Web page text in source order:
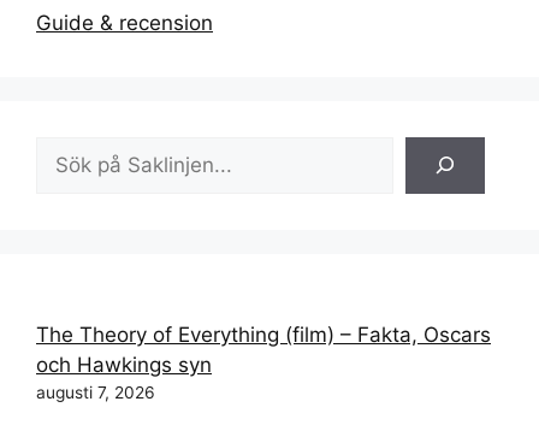
Guide & recension
The Theory of Everything (film) – Fakta, Oscars
och Hawkings syn
augusti 7, 2026